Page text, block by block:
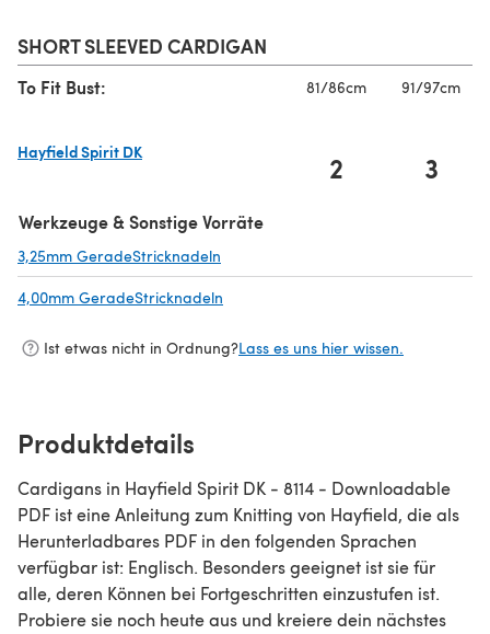
SHORT SLEEVED CARDIGAN
To Fit Bust: 81/86cm 91/97cm
Hayfield Spirit DK
2 3
Werkzeuge & Sonstige Vorräte
3,25mm GeradeStricknadeln
4,00mm GeradeStricknadeln
Ist etwas nicht in Ordnung?Lass es uns hier wissen.
Produktdetails
Cardigans in Hayfield Spirit DK - 8114 - Downloadable
PDF ist eine Anleitung zum Knitting von Hayfield, die als
Herunterladbares PDF in den folgenden Sprachen
verfügbar ist: Englisch. Besonders geeignet ist sie für
alle, deren Können bei Fortgeschritten einzustufen ist.
Probiere sie noch heute aus und kreiere dein nächstes